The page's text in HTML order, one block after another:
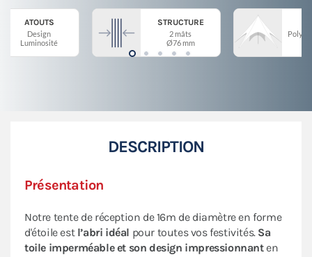
ATOUTS
Design
Luminosité
STRUCTURE
2 mâts
Ø76 mm
DESCRIPTION
Présentation
Notre tente de réception de 16m de diamètre en forme
d'étoile est l’abri idéal pour toutes vos festivités. Sa
toile imperméable et son design impressionnanten